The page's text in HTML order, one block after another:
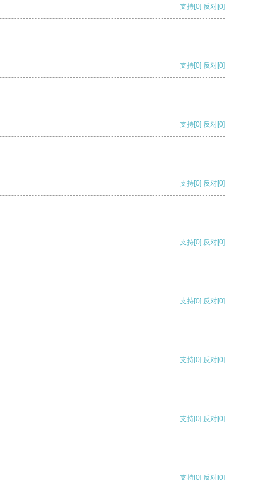
支持[0] 反对[0]
支持[0] 反对[0]
支持[0] 反对[0]
支持[0] 反对[0]
支持[0] 反对[0]
支持[0] 反对[0]
支持[0] 反对[0]
支持[0] 反对[0]
支持[0] 反对[0]